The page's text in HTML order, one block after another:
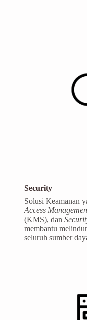
Security
Solusi Keamanan
Access
(KMS), dan
membantu
seluruh sumber